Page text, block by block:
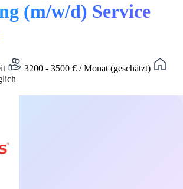
(m/w/d) Service
3200 - 3500 € / Monat (geschätzt)